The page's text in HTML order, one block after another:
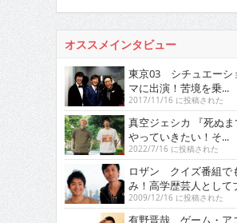
オススメインタビュー
東京03 シチュエーシ
マに出演！苦境を乗...
2017/11/16 に投稿された
真空ジェシカ 『死ぬ
やっていきたい！そ...
2022/7/16 に投稿された
ロザン クイズ番組で
み！高学歴芸人として
2009/12/16 に投稿された
有野晋哉 ゲーム・ア